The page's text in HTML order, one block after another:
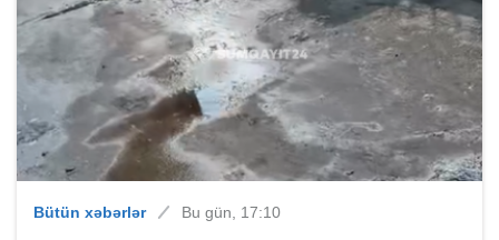
Bütün xəbərlər Bu gün, 17:10